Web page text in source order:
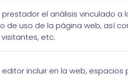
el análisis vinculado a
de uso de la página web, así
etc.
editor incluir en la web,